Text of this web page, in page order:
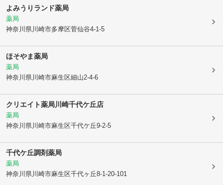
よみうりランド薬局
薬局
神奈川県川崎市多摩区菅仙谷4-1-5
ほそやま薬局
薬局
神奈川県川崎市麻生区細山2-4-6
クリエイト薬局川崎千代ケ丘店
薬局
神奈川県川崎市麻生区千代ケ丘9-2-5
千代ケ丘調剤薬局
薬局
神奈川県川崎市麻生区千代ヶ丘8-1-20-101